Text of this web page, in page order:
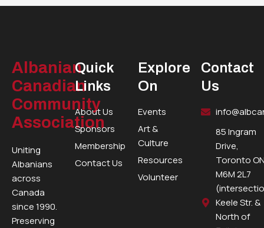
Albanian
Canadian
Community
Association
Uniting
Albanians
across
Canada
since 1990.
Preserving
Quick
Links
About Us
Sponsors
Membership
Contact Us
Explore
On
Events
Art &
Culture
Resources
Volunteer
Contact
Us
85 Ingram
Drive,
Toronto
M6M 2L7
Keele Str. &
North of